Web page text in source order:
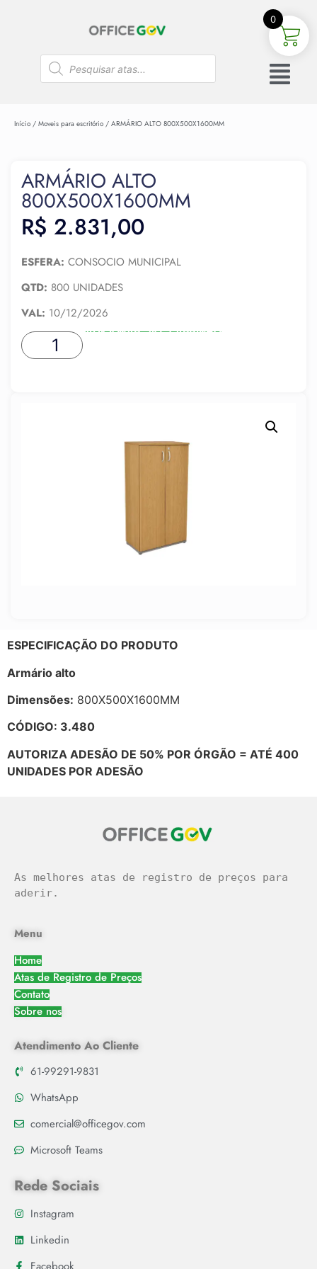
Início / Moveis para escritório / ARMÁRIO ALTO 800X500X1600MM
ARMÁRIO ALTO
800X500X1600MM
R$ 2.831,00
ESFERA: CONSOCIO MUNICIPAL
QTD: 800 UNIDADES
VAL: 10/12/2026
ADICIONAR AO CARRINHO
ESPECIFICAÇÃO DO PRODUTO
Armário alto
Dimensões: 800X500X1600MM
CÓDIGO: 3.480
AUTORIZA ADESÃO DE 50% POR ÓRGÃO = ATÉ 400
UNIDADES POR ADESÃO
As melhores atas de registro de preços para
aderir.
Menu
Home
Atas de Registro de Preços
Contato
Sobre nos
Atendimento Ao Cliente
61-99291-9831
WhatsApp
comercial@officegov.com
Microsoft Teams
Rede Sociais
Instagram
Linkedin
0